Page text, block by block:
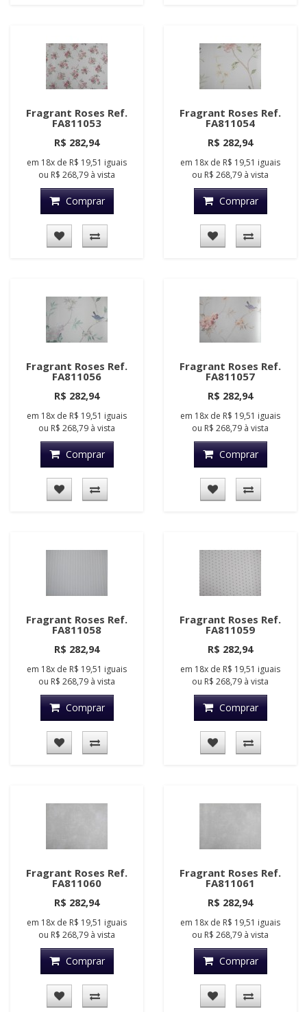
Fragrant Roses Ref.
FA811053
R$ 282,94
em 18x de R$ 19,51 iguais
ou R$ 268,79 à vista
Comprar
Fragrant Roses Ref.
FA811054
R$ 282,94
em 18x de R$ 19,51 iguais
ou R$ 268,79 à vista
Comprar
Fragrant Roses Ref.
FA811056
R$ 282,94
em 18x de R$ 19,51 iguais
ou R$ 268,79 à vista
Comprar
Fragrant Roses Ref.
FA811057
R$ 282,94
em 18x de R$ 19,51 iguais
ou R$ 268,79 à vista
Comprar
Fragrant Roses Ref.
FA811058
R$ 282,94
em 18x de R$ 19,51 iguais
ou R$ 268,79 à vista
Comprar
Fragrant Roses Ref.
FA811059
R$ 282,94
em 18x de R$ 19,51 iguais
ou R$ 268,79 à vista
Comprar
Fragrant Roses Ref.
FA811060
R$ 282,94
em 18x de R$ 19,51 iguais
ou R$ 268,79 à vista
Comprar
Fragrant Roses Ref.
FA811061
R$ 282,94
em 18x de R$ 19,51 iguais
ou R$ 268,79 à vista
Comprar